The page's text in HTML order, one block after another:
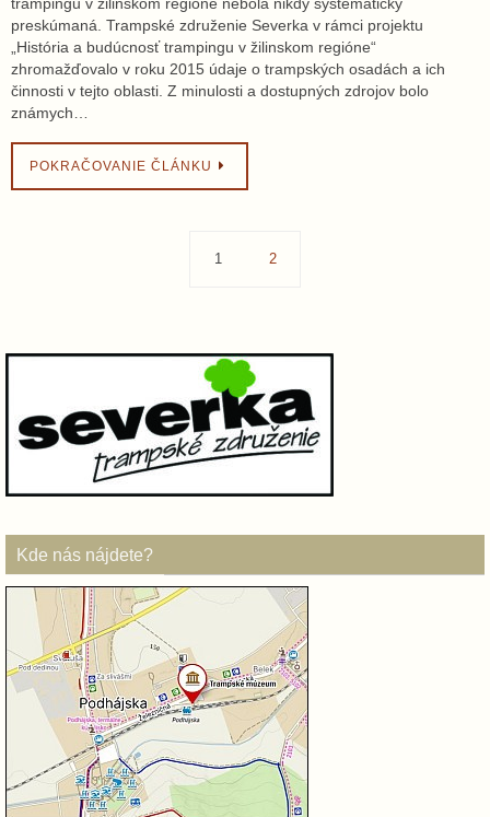
preskúmaná. Trampské združenie Severka v rámci projektu
„História a budúcnosť trampingu v žilinskom regióne“
zhromažďovalo v roku 2015 údaje o trampských osadách a ich
činnosti v tejto oblasti. Z minulosti a dostupných zdrojov bolo
známych…
POKRAČOVANIE ČLÁNKU
1 2
Kde nás nájdete?